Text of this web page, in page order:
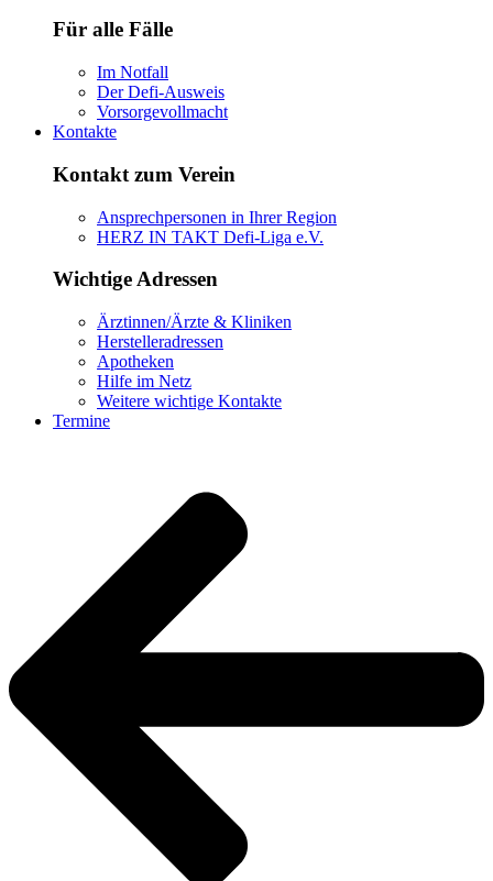
Für alle Fälle
Im Notfall
Der Defi-Ausweis
Vorsorgevollmacht
Kontakte
Kontakt zum Verein
Ansprechpersonen in Ihrer Region
HERZ IN TAKT Defi-Liga e.V.
Wichtige Adressen
Ärztinnen/Ärzte & Kliniken
Herstelleradressen
Apotheken
Hilfe im Netz
Weitere wichtige Kontakte
Termine